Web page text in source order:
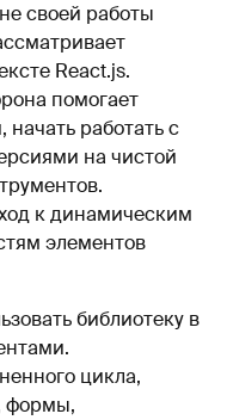
своей работы
React.js.
помогает
работать с
на чистой
к динамическим
элементов
библиотеку в
цикла,
формы,